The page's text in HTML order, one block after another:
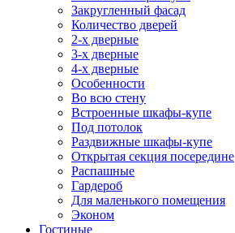
Закругленный фасад
Количество дверей
2-х дверные
3-х дверные
4-х дверные
Особенности
Во всю стену
Встроенные шкафы-купе
Под потолок
Раздвижные шкафы-купе
Открытая секция посередине
Распашные
Гардероб
Для маленького помещения
Эконом
Гостиные